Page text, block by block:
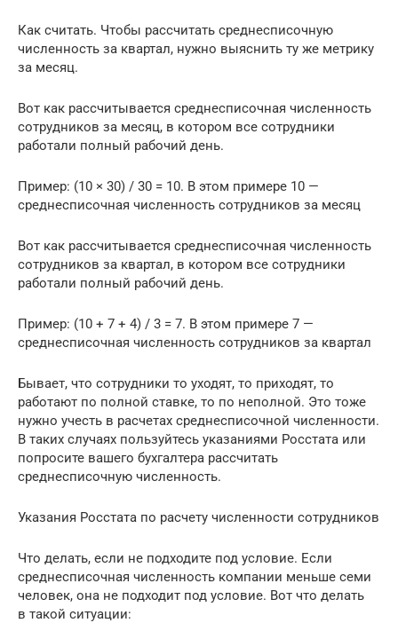
Как считать. Чтобы рассчитать среднесписочную
численность за квартал, нужно выяснить ту же метрику
за месяц.
Вот как рассчитывается среднесписочная численность
сотрудников за месяц, в котором все сотрудники
работали полный рабочий день.
Пример: (10 × 30) / 30 = 10. В этом примере 10 —
среднесписочная численность сотрудников за месяц
Вот как рассчитывается среднесписочная численность
сотрудников за квартал, в котором все сотрудники
работали полный рабочий день.
Пример: (10 + 7 + 4) / 3 = 7. В этом примере 7 —
среднесписочная численность сотрудников за квартал
Бывает, что сотрудники то уходят, то приходят, то
работают по полной ставке, то по неполной. Это тоже
нужно учесть в расчетах среднесписочной численности.
В таких случаях пользуйтесь указаниями Росстата или
попросите вашего бухгалтера рассчитать
среднесписочную численность.
Указания Росстата по расчету численности сотрудников
Что делать, если не подходите под условие. Если
среднесписочная численность компании меньше семи
человек, она не подходит под условие. Вот что делать
в такой ситуации: